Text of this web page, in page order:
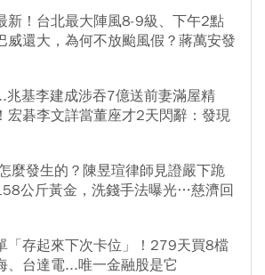
新！台北最大陣風8-9級、下午2點
還大，為何不放颱風假？蔣萬安發
兆基李建成涉吞7億送前妻滿屋精
宏碁李文詳當董座才2天閃辭：發現
麼發生的？陳昱瑄律師見證嚴下跪
公斤黃金，洗錢手法曝光…慈濟回
「存起來下次卡位」！279天買8檔
、台達電...唯一金融股是它